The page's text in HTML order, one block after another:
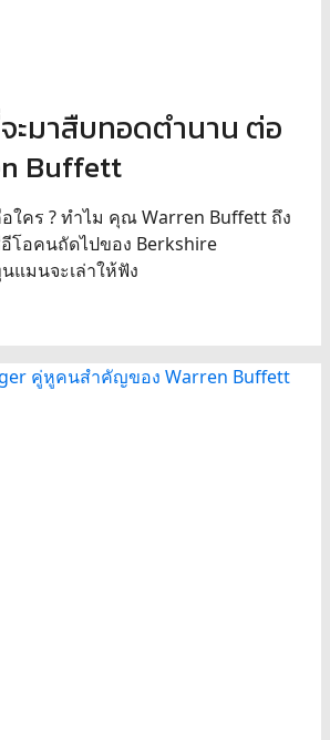
ะมาสืบทอดตำนาน ต่อ
Buffett
ใคร ? ทำไม คุณ Warren Buffett ถึง
อีโอคนถัดไปของ Berkshire
แมนจะเล่าให้ฟัง